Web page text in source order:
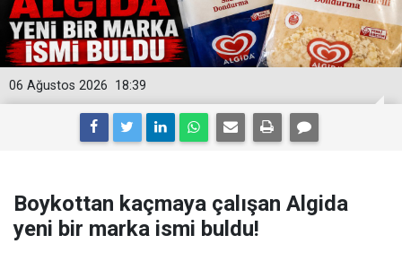
18:39
06 Ağustos 2026
Boykottan kaçmaya çalışan Algida
yeni bir marka ismi buldu!